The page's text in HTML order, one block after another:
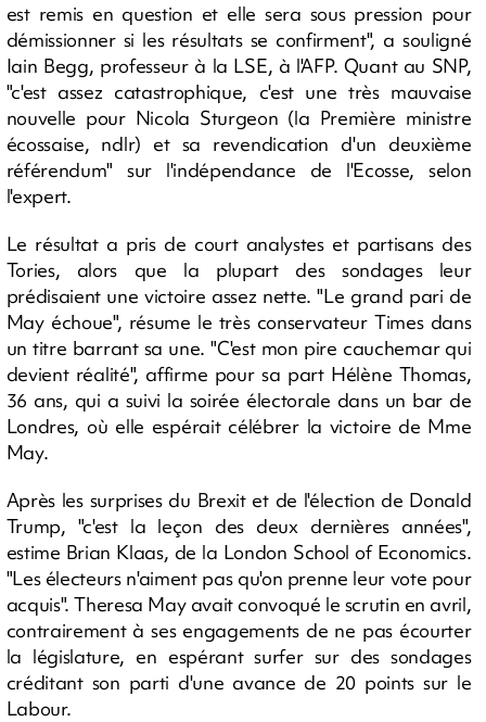
est remis en question et elle sera sous pression pour
démissionner si les résultats se confirment", a souligné
Iain Begg, professeur à la LSE, à l'AFP. Quant au SNP,
"c'est assez catastrophique, c'est une très mauvaise
nouvelle pour Nicola Sturgeon (la Première ministre
écossaise, ndlr) et sa revendication d'un deuxième
référendum" sur l'indépendance de l'Ecosse, selon
l'expert.
Le résultat a pris de court analystes et partisans des
Tories, alors que la plupart des sondages leur
prédisaient une victoire assez nette. "Le grand pari de
May échoue", résume le très conservateur Times dans
un titre barrant sa une. "C'est mon pire cauchemar qui
devient réalité", affirme pour sa part Hélène Thomas,
36 ans, qui a suivi la soirée électorale dans un bar de
Londres, où elle espérait célébrer la victoire de Mme
May.
Après les surprises du Brexit et de l'élection de Donald
Trump, "c'est la leçon des deux dernières années",
estime Brian Klaas, de la London School of Economics.
"Les électeurs n'aiment pas qu'on prenne leur vote pour
acquis". Theresa May avait convoqué le scrutin en avril,
contrairement à ses engagements de ne pas écourter
la législature, en espérant surfer sur des sondages
créditant son parti d'une avance de 20 points sur le
Labour.